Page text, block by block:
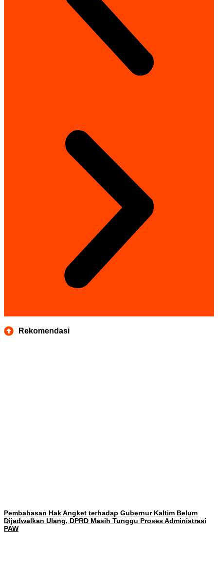
Rekomendasi
Pembahasan Hak Angket terhadap Gubernur Kaltim Belum
Dijadwalkan Ulang, DPRD Masih Tunggu Proses Administrasi
PAW